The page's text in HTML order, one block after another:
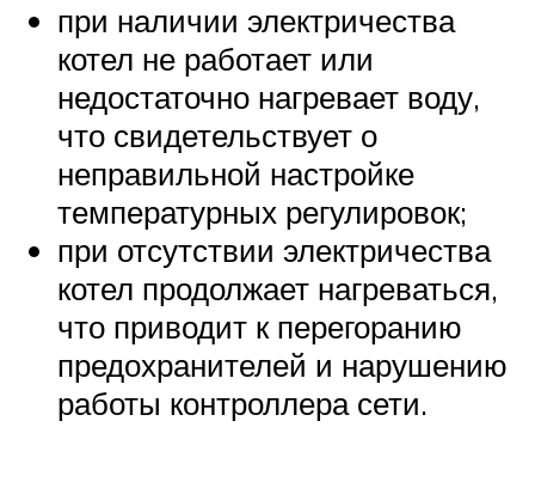
при наличии электричества
котел не работает или
недостаточно нагревает воду,
что свидетельствует о
неправильной настройке
температурных регулировок;
при отсутствии электричества
котел продолжает нагреваться,
что приводит к перегоранию
предохранителей и нарушению
работы контроллера сети.